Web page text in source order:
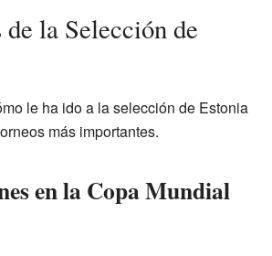
la Selección de
le ha ido a la selección de Estonia
más importantes.
en la Copa Mundial